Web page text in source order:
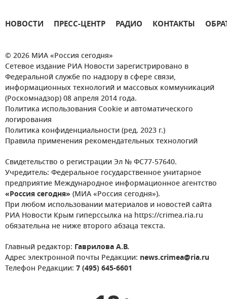
НОВОСТИ ПРЕСС-ЦЕНТР РАДИО КОНТАКТЫ
© 2026 МИА «Россия сегодня»
Сетевое издание РИА Новости зарегистрировано в
Федеральной службе по надзору в сфере связи,
информационных технологий и массовых коммуникаций
(Роскомнадзор) 08 апреля 2014 года.
Политика использования Cookie и автоматического
логирования
Политика конфиденциальности (ред. 2023 г.)
Правила применения рекомендательных технологий
Свидетельство о регистрации Эл № ФС77-57640.
Учредитель: Федеральное государственное унитарное
предприятие Международное информационное агентство
«Россия сегодня» (МИА «Россия сегодня»).
При любом использовании материалов и новостей сайта
РИА Новости Крым гиперссылка на https://crimea.ria.ru
обязательна не ниже второго абзаца текста.
Главный редактор: Гаврилова А.В.
Адрес электронной почты Редакции: news.crimea@ria.ru
Телефон Редакции: 7 (495) 645-6601